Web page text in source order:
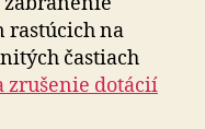
rastúcich na
častiach
zrušenie dotácií